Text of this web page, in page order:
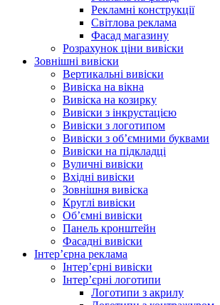
Рекламні конструкції
Світлова реклама
Фасад магазину
Розрахунок ціни вивіски
Зовнішні вивіски
Вертикальні вивіски
Вивіска на вікна
Вивіска на козирку
Вивіски з інкрустацією
Вивіски з логотипом
Вивіски з об’ємними буквами
Вивіски на підкладці
Вуличні вивіски
Вхідні вивіски
Зовнішня вивіска
Круглі вивіски
Об’ємні вивіски
Панель кронштейн
Фасадні вивіски
Інтер’єрна реклама
Інтер’єрні вивіски
Інтер’єрні логотипи
Логотипи з акрилу